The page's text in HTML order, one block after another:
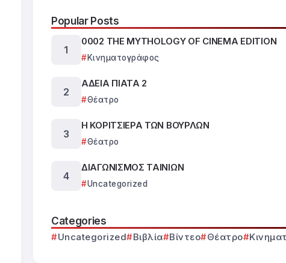
Popular Posts
0002 THE MYTHOLOGY OF CINEMA EDITION
Κινηματογράφος
ΑΔΕΙΑ ΠΙΑΤΑ 2
Θέατρο
Η ΚΟΡΙΤΣΙΕΡΑ ΤΩΝ ΒΟΥΡΛΩΝ
Θέατρο
ΔΙΑΓΩΝΙΣΜΟΣ ΤΑΙΝΙΩΝ
Uncategorized
Categories
Uncategorized Βιβλία Βίντεο Θέατρο